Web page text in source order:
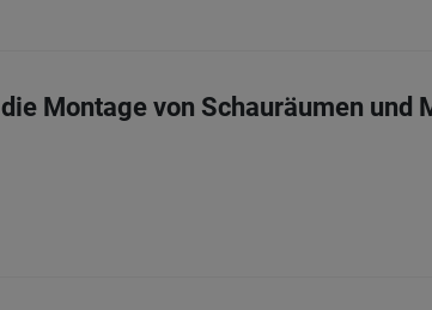
Montage von Schauräumen und